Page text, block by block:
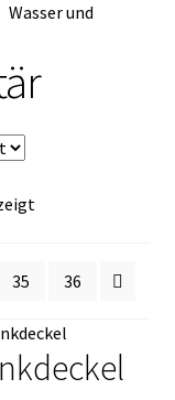
Wasser und
Nach
35 36